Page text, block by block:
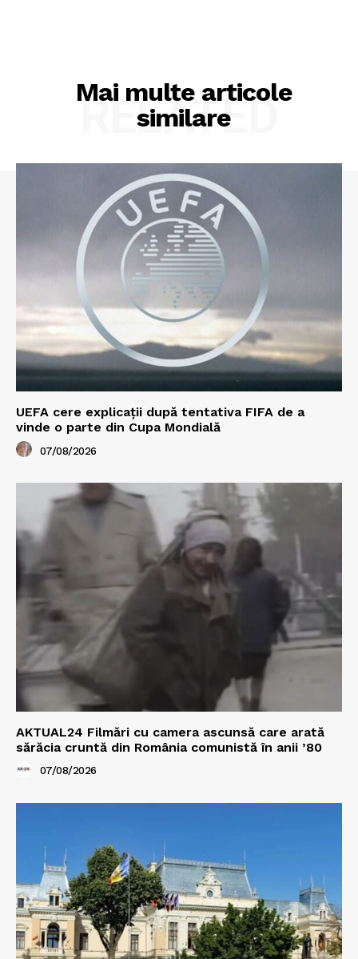
Mai multe articole
similare
RELATED
UEFA cere explicații după tentativa FIFA de a
vinde o parte din Cupa Mondială
07/08/2026
AKTUAL24 Filmări cu camera ascunsă care arată
sărăcia cruntă din România comunistă în anii ’80
07/08/2026